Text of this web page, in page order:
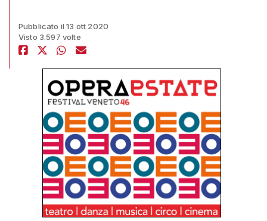
Pubblicato il 13 ott 2020
Visto 3.597 volte